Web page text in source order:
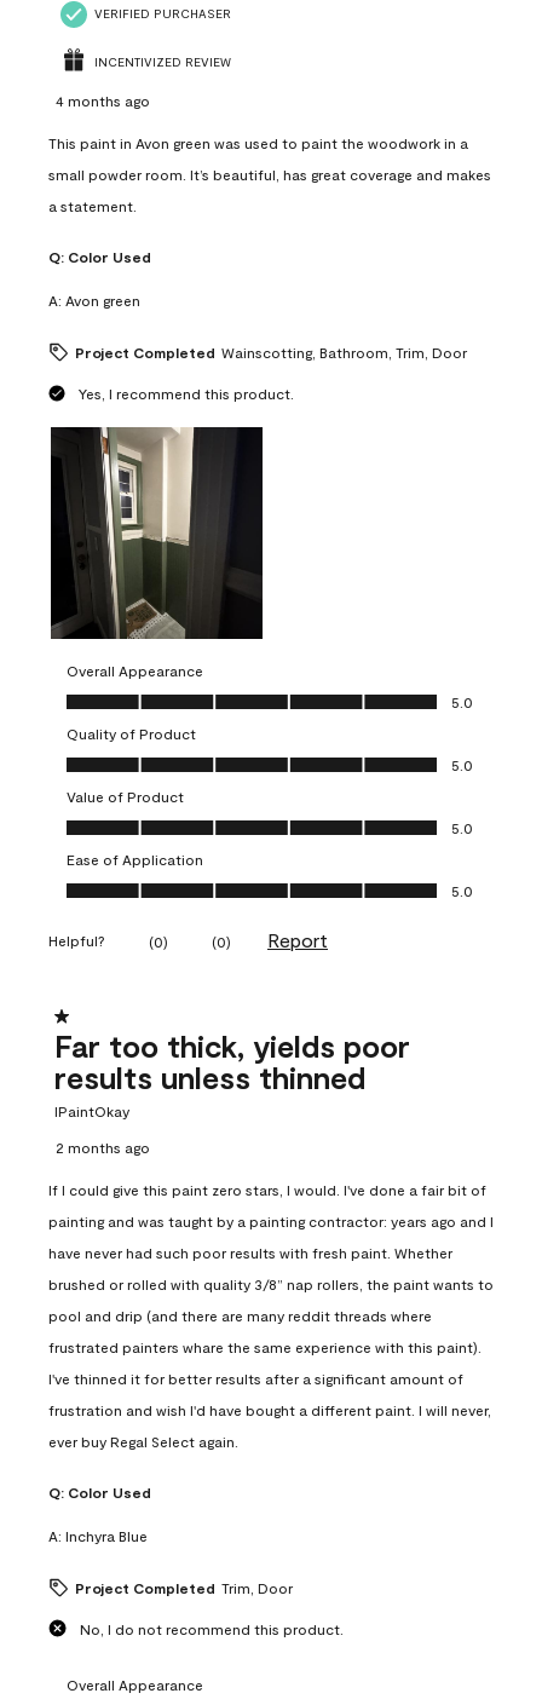
VERIFIED PURCHASER
INCENTIVIZED REVIEW
4 months ago
This paint in Avon green was used to paint the woodwork in a
small powder room. It’s beautiful, has great coverage and makes
a statement.
Q: Color Used
A: Avon green
Project Completed Wainscotting, Bathroom, Trim, Door
Yes, I recommend this product.
Overall Appearance
Overall Appearance, 5.0 out of 5
5.0
Quality of Product
Quality of Product, 5.0 out of 5
5.0
Value of Product
Value of Product, 5.0 out of 5
5.0
Ease of Application
Ease of Application, 5.0 out of 5
5.0
Helpful? (0) (0) Report
1 out of 5 stars.
Far too thick, yields poor
results unless thinned
IPaintOkay
2 months ago
If I could give this paint zero stars, I would. I've done a fair bit of
painting and was taught by a painting contractor: years ago and I
have never had such poor results with fresh paint. Whether
brushed or rolled with quality 3/8” nap rollers, the paint wants to
pool and drip (and there are many reddit threads where
frustrated painters whare the same experience with this paint).
I've thinned it for better results after a significant amount of
frustration and wish I'd have bought a different paint. I will never,
ever buy Regal Select again.
Q: Color Used
A: Inchyra Blue
Project Completed Trim, Door
No, I do not recommend this product.
Overall Appearance